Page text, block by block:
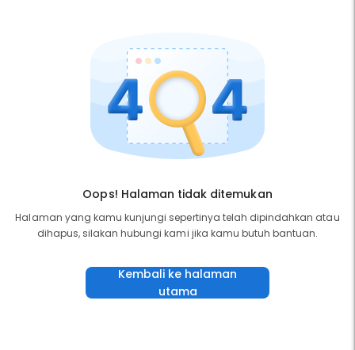
Oops! Halaman tidak ditemukan
Halaman yang kamu kunjungi sepertinya telah dipindahkan atau
dihapus, silakan hubungi kami jika kamu butuh bantuan.
Kembali ke halaman
utama